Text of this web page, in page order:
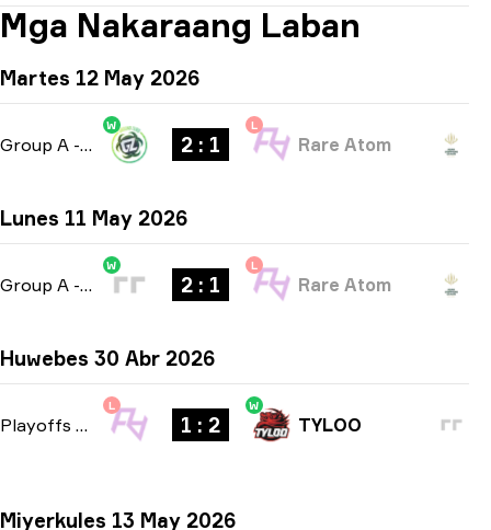
Mga Nakaraang Laban
Martes 12 May 2026
Group A - bo3
W
2 : 1
L
Rare Atom
Lunes 11 May 2026
Group A - bo3
W
2 : 1
L
Rare Atom
Huwebes 30 Abr 2026
Playoffs bo3
L
1 : 2
W
TYLOO
Miyerkules 13 May 2026